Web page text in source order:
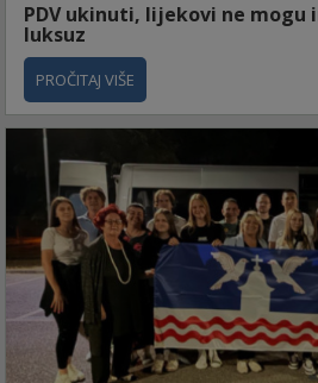
PDV ukinuti, lijekovi ne
luksuz
PROČITAJ VIŠE